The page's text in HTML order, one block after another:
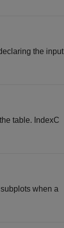
the input
table. IndexC
when a